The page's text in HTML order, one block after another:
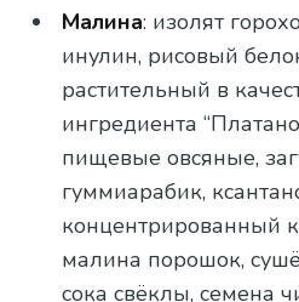
Малина: изолят
инулин, рисовый
растительный в
ингредиента
пищевые овсяные,
гуммиарабик,
концентрированный
малина порошок,
сока свёклы, семена